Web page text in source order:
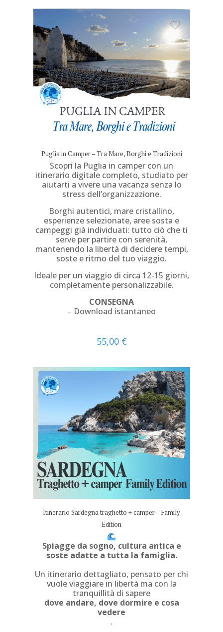
Puglia in Camper – Tra Mare, Borghi e Tradizioni
Scopri la Puglia in camper con un
itinerario digitale completo, studiato per
aiutarti a vivere una vacanza senza lo
stress dell’organizzazione.
Borghi autentici, mare cristallino,
esperienze selezionate, aree sosta e
campeggi già individuati: tutto ciò che ti
serve per partire con serenità,
mantenendo la libertà di decidere tempi,
soste e ritmo del tuo viaggio.
Ideale per un viaggio di circa 12-15 giorni,
completamente personalizzabile.
CONSEGNA
– Download istantaneo
55,00 €
Itinerario Sardegna traghetto + camper – Family
Edition
Spiagge da sogno, cultura antica e
soste adatte a tutta la famiglia.
Un itinerario dettagliato, pensato per chi
vuole viaggiare in libertà ma con la
tranquillità di sapere
dove andare, dove dormire e cosa
vedere
.